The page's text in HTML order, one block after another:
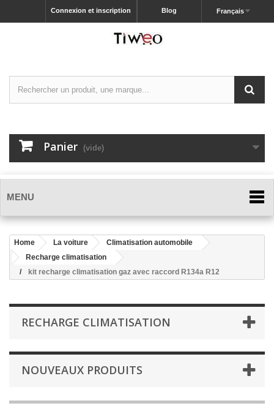
Français
Blog
Connexion et inscription
Panier (vide)
MENU
Home La voiture
Climatisation automobile
Recharge climatisation
kit recharge climatisation gaz avec raccord R134a R12
RECHARGE CLIMATISATION
NOUVEAUX PRODUITS